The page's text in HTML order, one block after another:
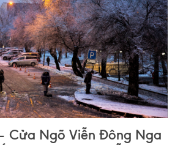
Cửa Ngõ Viễn Đông Nga